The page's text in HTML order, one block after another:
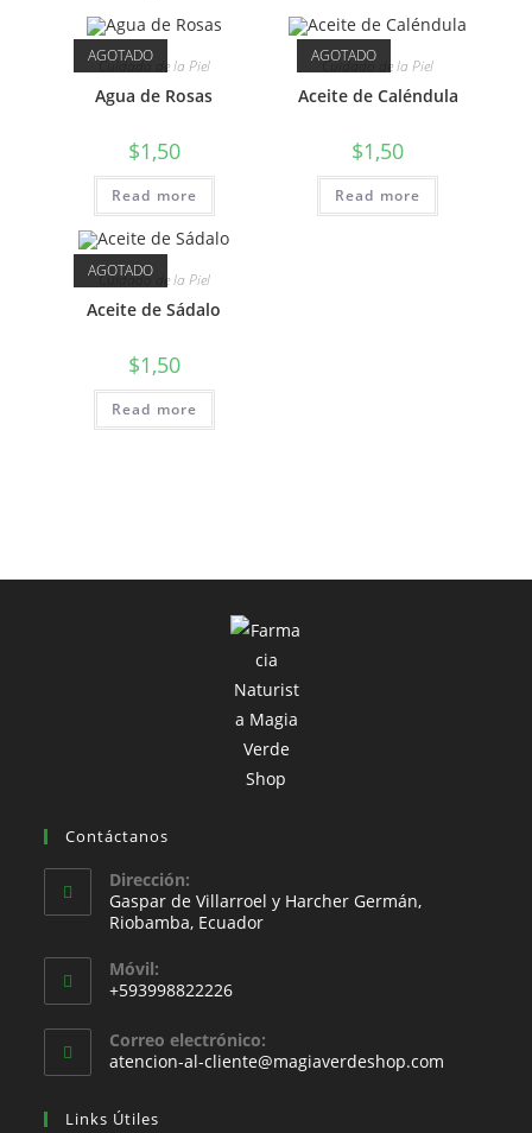
AGOTADO
Cuidado de la Piel
Agua de Rosas
$1,50
Read more
AGOTADO
Cuidado de la Piel
Aceite de Caléndula
$1,50
Read more
AGOTADO
Cuidado de la Piel
Aceite de Sádalo
$1,50
Read more
Contáctanos
Dirección:
Gaspar de Villarroel y Harcher Germán,
Riobamba, Ecuador
Móvil:
+593998822226
Correo electrónico:
atencion-al-cliente@magiaverdeshop.com
Links Útiles